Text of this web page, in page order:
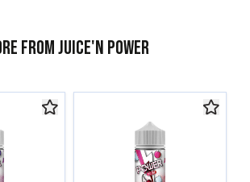
from Juice'n Power